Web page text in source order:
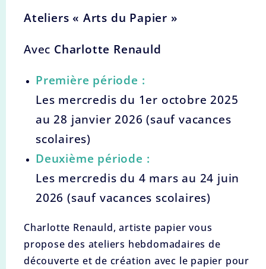
Ateliers « Arts du Papier »
Avec Charlotte Renauld
Première période :
Les mercredis du 1er octobre 2025
au 28 janvier 2026 (sauf vacances
scolaires)
Deuxième période :
Les mercredis du 4 mars au 24 juin
2026 (sauf vacances scolaires)
Charlotte Renauld, artiste papier vous
propose des ateliers hebdomadaires de
découverte et de création avec le papier pour